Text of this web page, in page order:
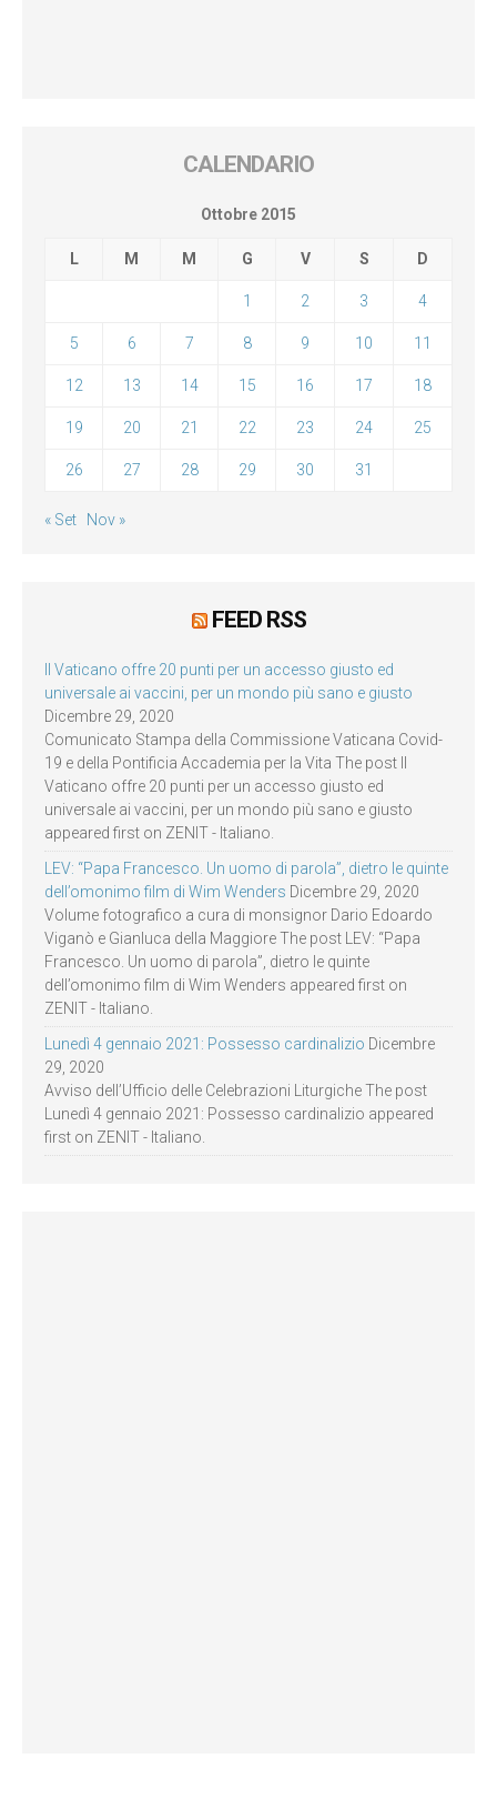
CALENDARIO
Ottobre 2015
L M M G V S D
1 2 3 4
5 6 7 8 9 10 11
12 13 14 15 16 17 18
19 20 21 22 23 24 25
26 27 28 29 30 31
« Set Nov »
FEED RSS
Il Vaticano offre 20 punti per un accesso giusto ed
universale ai vaccini, per un mondo più sano e giusto
Dicembre 29, 2020
Comunicato Stampa della Commissione Vaticana Covid-
19 e della Pontificia Accademia per la Vita The post Il
Vaticano offre 20 punti per un accesso giusto ed
universale ai vaccini, per un mondo più sano e giusto
appeared first on ZENIT - Italiano.
LEV: “Papa Francesco. Un uomo di parola”, dietro le quinte
dell’omonimo film di Wim Wenders Dicembre 29, 2020
Volume fotografico a cura di monsignor Dario Edoardo
Viganò e Gianluca della Maggiore The post LEV: “Papa
Francesco. Un uomo di parola”, dietro le quinte
dell’omonimo film di Wim Wenders appeared first on
ZENIT - Italiano.
Lunedì 4 gennaio 2021: Possesso cardinalizio Dicembre
29, 2020
Avviso dell’Ufficio delle Celebrazioni Liturgiche The post
Lunedì 4 gennaio 2021: Possesso cardinalizio appeared
first on ZENIT - Italiano.